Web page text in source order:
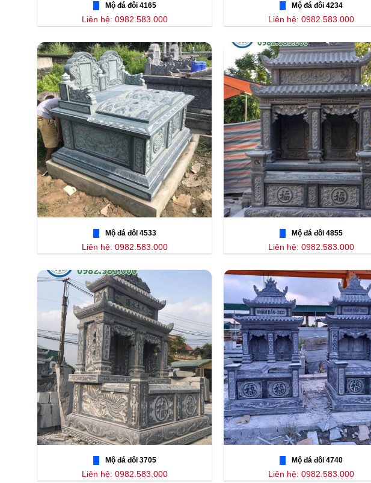
Mộ đá đôi 4165
Liên hệ: 0982.583.000
Mộ đá đôi 4234
Liên hệ: 0982.583.000
Mộ đá đôi 4533
Liên hệ: 0982.583.000
Mộ đá đôi 4855
Liên hệ: 0982.583.000
Mộ đá đôi 3705
Liên hệ: 0982.583.000
Mộ đá đôi 4740
Liên hệ: 0982.583.000